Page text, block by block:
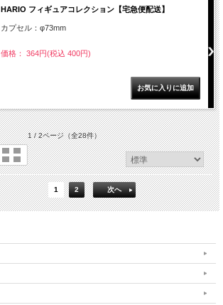
HARIO フィギュアコレクション【宅急便配送】
カプセル：φ73mm
価格： 364円(税込 400円)
1 / 2ページ（全28件）
1 2 次へ